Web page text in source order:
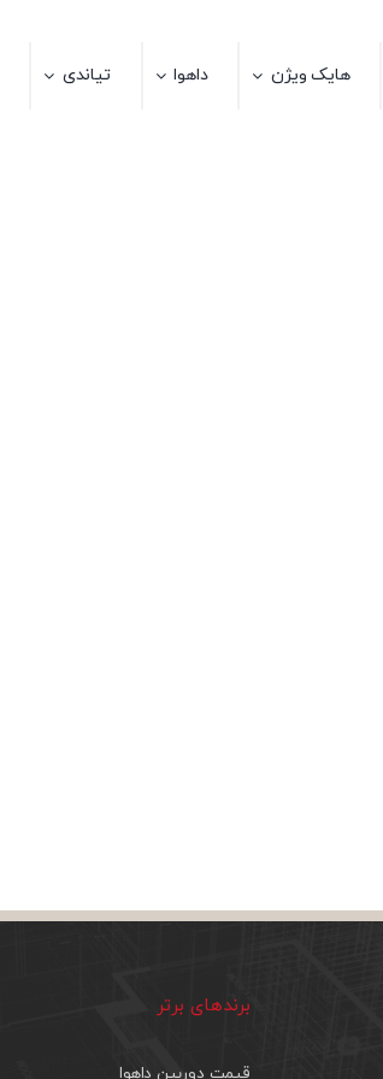
هایک ویژن داهوا تیاندی
برندهای برتر
قیمت دوربین داهوا